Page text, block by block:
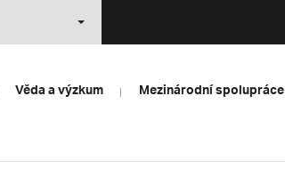
Věda a výzkum Mezinárodní spolupráce